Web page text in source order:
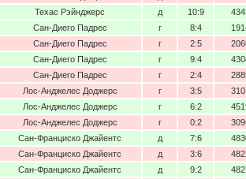
Техас Рэйнджерс д 10:9
Сан-Диего Падрес г 8:4
Сан-Диего Падрес г 2:5
Сан-Диего Падрес г 9:4
Сан-Диего Падрес г 2:4
Лос-Анджелес Доджерс г 3:5
Лос-Анджелес Доджерс г 6:2
Лос-Анджелес Доджерс г 0:2
Сан-Франциско Джайентс д 7:6
Сан-Франциско Джайентс д 3:6
Сан-Франциско Джайентс д 9:2